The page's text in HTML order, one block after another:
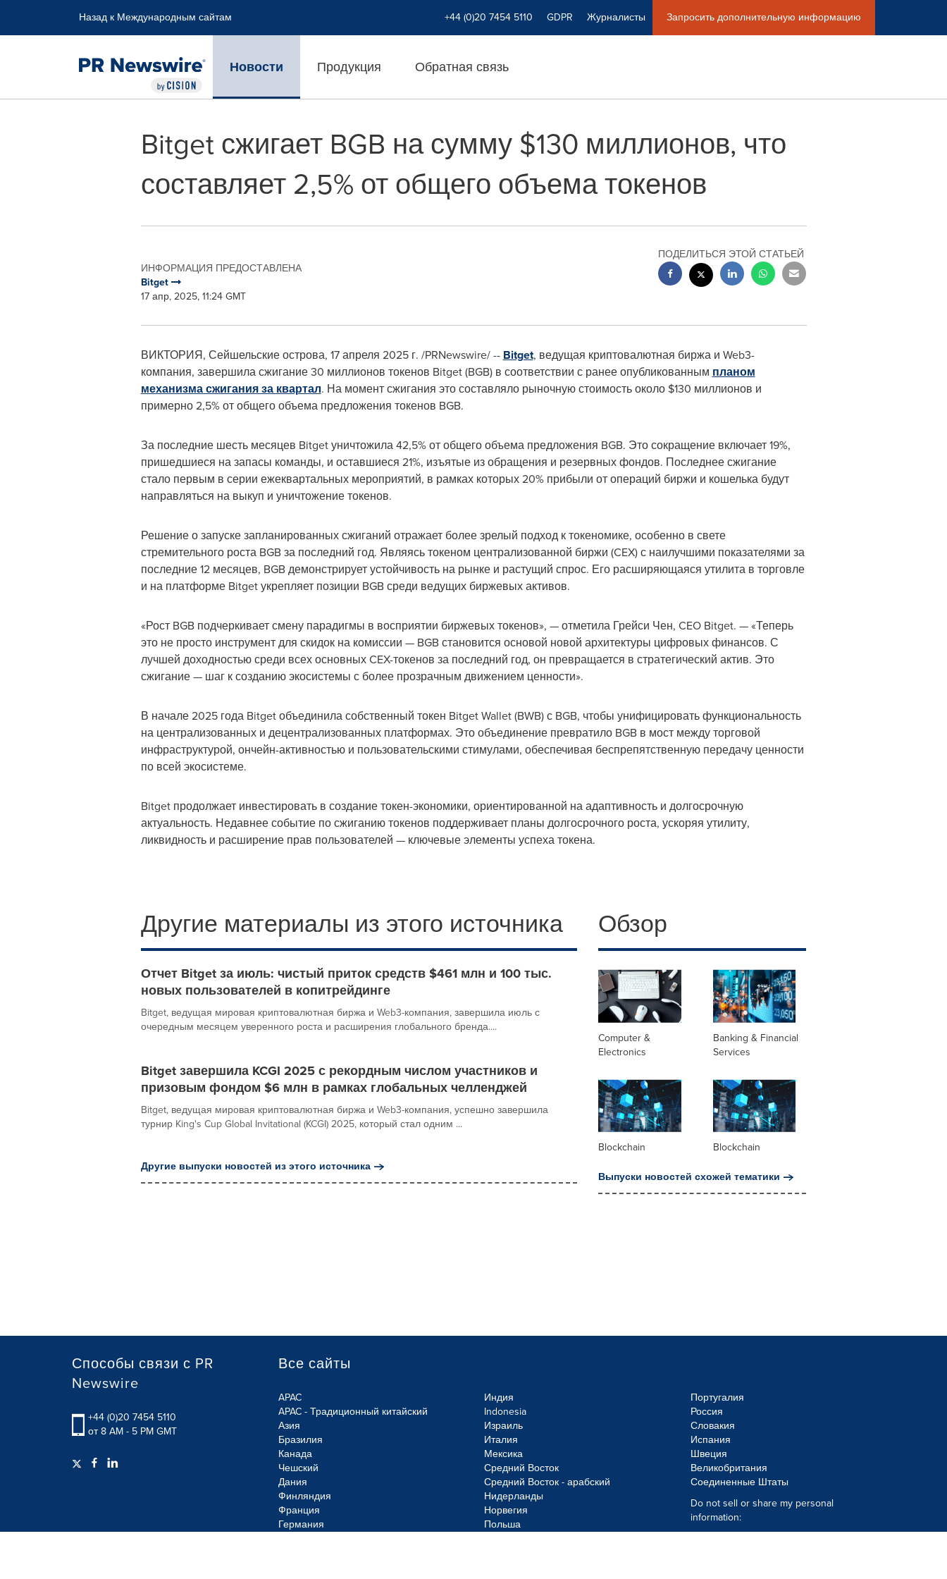
Назад к Международным сайтам +44 (0)20 7454 5110 GDPR Журналисты Запросить дополнительную информацию
Новости Продукция Обратная связь
Bitget сжигает BGB на сумму $130 миллионов, что
составляет 2,5% от общего объема токенов
ИНФОРМАЦИЯ ПРЕДОСТАВЛЕНА
Bitget
17 апр, 2025, 11:24 GMT
ПОДЕЛИТЬСЯ ЭТОЙ СТАТЬЕЙ
ВИКТОРИЯ, Сейшельские острова, 17 апреля 2025 г. /PRNewswire/ -- Bitget, ведущая криптовалютная биржа и Web3-
компания, завершила сжигание 30 миллионов токенов Bitget (BGB) в соответствии с ранее опубликованным планом
механизма сжигания за квартал. На момент сжигания это составляло рыночную стоимость около $130 миллионов и
примерно 2,5% от общего объема предложения токенов BGB.
За последние шесть месяцев Bitget уничтожила 42,5% от общего объема предложения BGB. Это сокращение включает 19%,
пришедшиеся на запасы команды, и оставшиеся 21%, изъятые из обращения и резервных фондов. Последнее сжигание
стало первым в серии ежеквартальных мероприятий, в рамках которых 20% прибыли от операций биржи и кошелька будут
направляться на выкуп и уничтожение токенов.
Решение о запуске запланированных сжиганий отражает более зрелый подход к токеномике, особенно в свете
стремительного роста BGB за последний год. Являясь токеном централизованной биржи (CEX) с наилучшими показателями за
последние 12 месяцев, BGB демонстрирует устойчивость на рынке и растущий спрос. Его расширяющаяся утилита в торговле
и на платформе Bitget укрепляет позиции BGB среди ведущих биржевых активов.
«Рост BGB подчеркивает смену парадигмы в восприятии биржевых токенов», — отметила Грейси Чен, CEO Bitget. — «Теперь
это не просто инструмент для скидок на комиссии — BGB становится основой новой архитектуры цифровых финансов. С
лучшей доходностью среди всех основных CEX-токенов за последний год, он превращается в стратегический актив. Это
сжигание — шаг к созданию экосистемы с более прозрачным движением ценности».
В начале 2025 года Bitget объединила собственный токен Bitget Wallet (BWB) с BGB, чтобы унифицировать функциональность
на централизованных и децентрализованных платформах. Это объединение превратило BGB в мост между торговой
инфраструктурой, ончейн-активностью и пользовательскими стимулами, обеспечивая беспрепятственную передачу ценности
по всей экосистеме.
Bitget продолжает инвестировать в создание токен-экономики, ориентированной на адаптивность и долгосрочную
актуальность. Недавнее событие по сжиганию токенов поддерживает планы долгосрочного роста, ускоряя утилиту,
ликвидность и расширение прав пользователей — ключевые элементы успеха токена.
Другие материалы из этого источника
Отчет Bitget за июль: чистый приток средств $461 млн и 100 тыс.
новых пользователей в копитрейдинге
Bitget, ведущая мировая криптовалютная биржа и Web3-компания, завершила июль с
очередным месяцем уверенного роста и расширения глобального бренда....
Bitget завершила KCGI 2025 с рекордным числом участников и
призовым фондом $6 млн в рамках глобальных челленджей
Bitget, ведущая мировая криптовалютная биржа и Web3-компания, успешно завершила
турнир King's Cup Global Invitational (KCGI) 2025, который стал одним ...
Другие выпуски новостей из этого источника
Обзор
Computer &
Electronics
Banking & Financial
Services
Blockchain
Blockchain
Выпуски новостей схожей тематики
Способы связи с PR
Newswire
+44 (0)20 7454 5110
от 8 AM - 5 PM GMT
Все сайты
APAC
APAC - Традиционный китайский
Азия
Бразилия
Канада
Чешский
Дания
Финляндия
Франция
Германия
Индия
Indonesia
Израиль
Италия
Мексика
Средний Восток
Средний Восток - арабский
Нидерланды
Норвегия
Польша
Португалия
Россия
Словакия
Испания
Швеция
Великобритания
Соединенные Штаты
Do not sell or share my personal
information: